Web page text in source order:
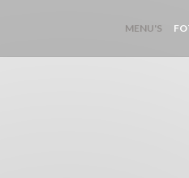
MENU'S